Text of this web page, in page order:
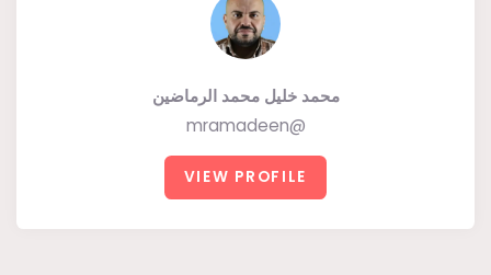
محمد خليل محمد الرماضين
@mramadeen
VIEW PROFILE